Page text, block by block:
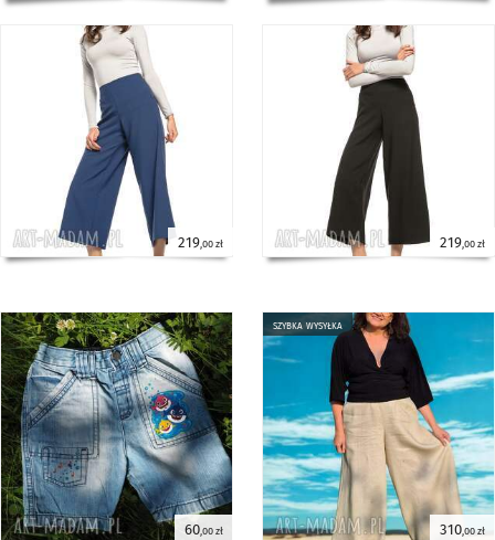
219,00 zł 219,00 zł
60,00 zł
szybka wysyłka
310,00 zł